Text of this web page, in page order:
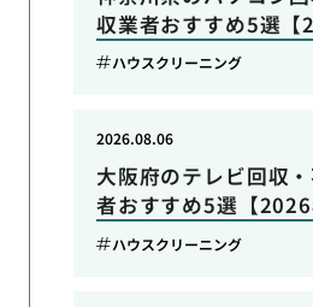
収業者おすすめ5選【
ハウスクリーニング
大阪府のテレビ回収
者おすすめ5選【2026
2026.08.06
ハウスクリーニング